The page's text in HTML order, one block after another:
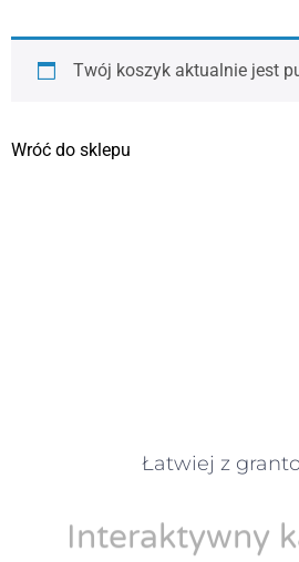
Twój koszyk aktualnie jest
Wróć do sklepu
Łatwiej z
Interaktywny